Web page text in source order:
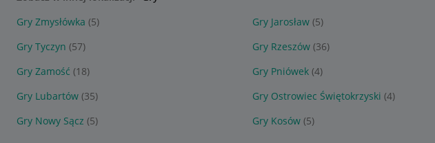
Gry Zmysłówka (5) Gry Jarosław (5)
Gry Tyczyn (57) Gry Rzeszów (36)
Gry Zamość (18) Gry Pniówek (4)
Gry Lubartów (35) Gry Ostrowiec Świętokrzyski (4)
Gry Nowy Sącz (5) Gry Kosów (5)